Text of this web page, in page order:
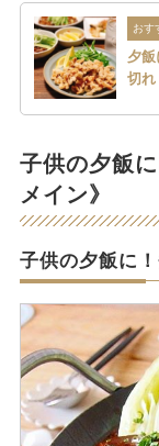
おす
夕
切れ
子供の夕飯
メイン》
子供の夕飯に